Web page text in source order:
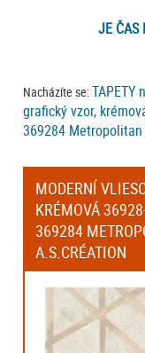
JE ČAS
Nacházíte se:TAPETY
grafický vzor,
369284
MODERNÍ
KRÉMOVÁ
369284
A.S.CRÉATION